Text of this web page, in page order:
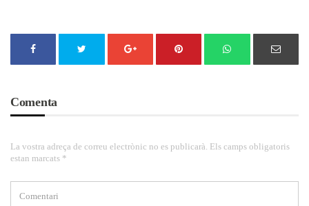
Comenta
La vostra adreça de correu electrònic no es publicarà. Els camps obligatoris
estan marcats *